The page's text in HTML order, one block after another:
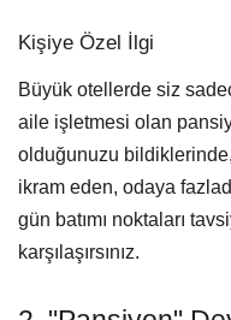
Kişiye Özel İlgi
Büyük otellerde siz
aile işletmesi olan
olduğunuzu
ikram eden, odaya
gün batımı noktaları
karşılaşırsınız.